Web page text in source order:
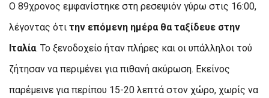
Ο 89χρονος εμφανίστηκε στη ρεσεψιόν γύρω στις 16:00,
λέγοντας ότι την επόμενη ημέρα θα ταξίδευε στην
Ιταλία. Το ξενοδοχείο ήταν πλήρες και οι υπάλληλοι τού
ζήτησαν να περιμένει για πιθανή ακύρωση. Εκείνος
παρέμεινε για περίπου 15-20 λεπτά στον χώρο, χωρίς να